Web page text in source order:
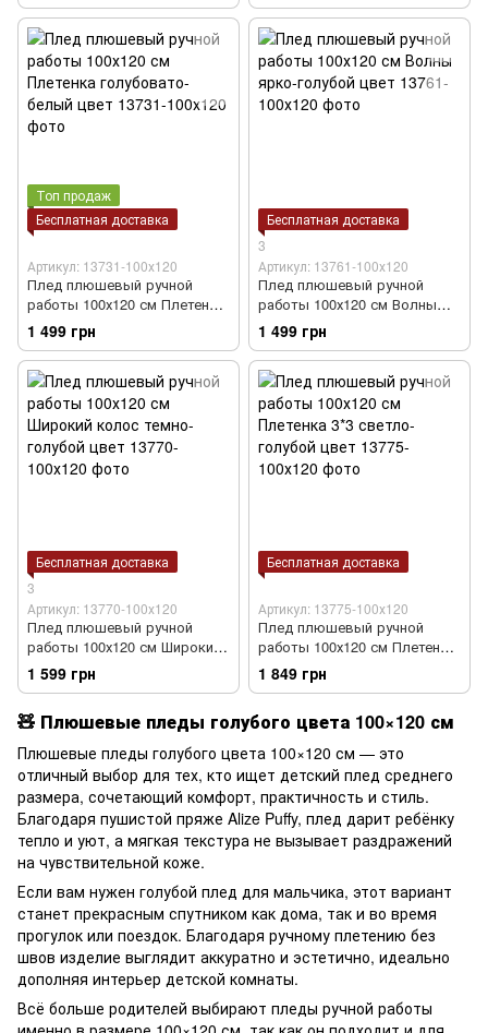
Топ продаж
Бесплатная доставка
Артикул: 13731-100х120
Плед плюшевый ручной
работы 100х120 см Плетенка
голубовато-белый цвет
1 499 грн
Бесплатная доставка
3
Артикул: 13761-100х120
Плед плюшевый ручной
работы 100х120 см Волны
ярко-голубой цвет
1 499 грн
Бесплатная доставка
3
Артикул: 13770-100х120
Плед плюшевый ручной
работы 100х120 см Широкий
колос темно-голубой цвет
1 599 грн
Бесплатная доставка
Артикул: 13775-100х120
Плед плюшевый ручной
работы 100х120 см Плетенка
3*3 светло-голубой цвет
1 849 грн
🧸 Плюшевые пледы голубого цвета 100×120 см
Плюшевые пледы голубого цвета 100×120 см — это
отличный выбор для тех, кто ищет детский плед среднего
размера, сочетающий комфорт, практичность и стиль.
Благодаря пушистой пряже Alize Puffy, плед дарит ребёнку
тепло и уют, а мягкая текстура не вызывает раздражений
на чувствительной коже.
Если вам нужен голубой плед для мальчика, этот вариант
станет прекрасным спутником как дома, так и во время
прогулок или поездок. Благодаря ручному плетению без
швов изделие выглядит аккуратно и эстетично, идеально
дополняя интерьер детской комнаты.
Всё больше родителей выбирают пледы ручной работы